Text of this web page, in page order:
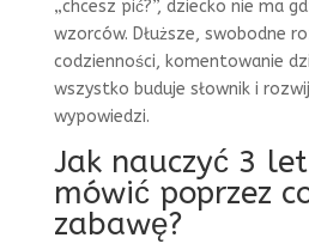
„chcesz pić?”, dziecko nie ma
wzorców. Dłuższe, swobodne
codzienności, komentowanie
wszystko buduje słownik i
wypowiedzi.
Jak nauczyć 3
mówić poprzez
zabawę?